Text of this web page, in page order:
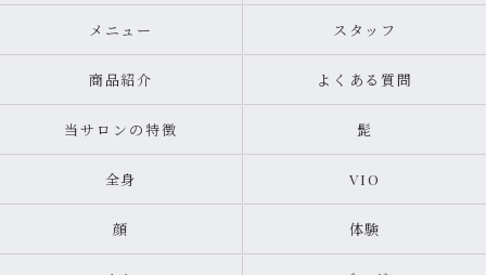
メニュー スタッフ
商品紹介 よくある質問
当サロンの特徴 髭
全身 VIO
顔 体験